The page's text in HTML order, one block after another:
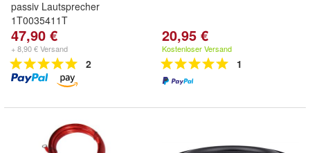
passiv Lautsprecher
1T0035411T
47,90 €
+ 8,90 € Versand
2
20,95 €
Kostenloser Versand
1